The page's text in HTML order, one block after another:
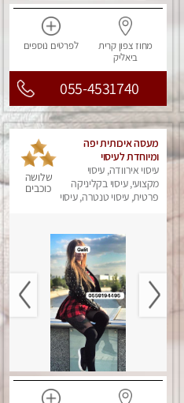
מחוז צפוןקרית
ביאליק
לפרטים נוספים
055-4531740
מעסה איכותית יפה
ומיוחדת לעיסוי
עיסוי אירוודה, עיסוי
מקצועי, עיסוי בקליניקה
פרטית, עיסוי טנטרה, עיסוי
שלושה
כוכבים